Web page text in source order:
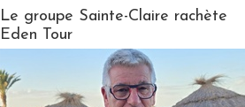
Le groupe Sainte-Claire rachète
Eden Tour